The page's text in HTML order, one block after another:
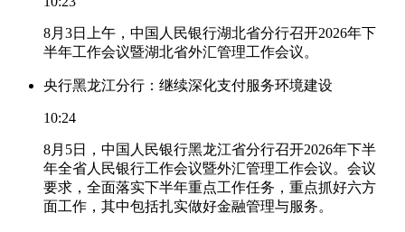
8月3日上午，中国人民银行湖北省分行召开2026年下
半年工作会议暨湖北省外汇管理工作会议。
央行黑龙江分行：继续深化支付服务环境建设
10:24
8月5日，中国人民银行黑龙江省分行召开2026年下半
年全省人民银行工作会议暨外汇管理工作会议。会议
要求，全面落实下半年重点工作任务，重点抓好六方
面工作，其中包括扎实做好金融管理与服务。